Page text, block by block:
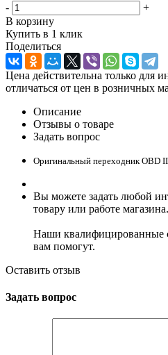
-
+
В корзину
Купить в 1 клик
Поделиться
Цена действительна только для
отличаться от цен в розничных
Описание
Отзывы о товаре
Задать вопрос
Оригинальный переходник OBD II
Вы можете задать любой
товару или работе магазина.
Наши квалифицированные
вам помогут.
Оставить отзыв
Задать вопрос